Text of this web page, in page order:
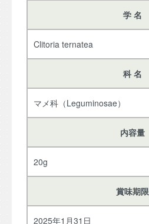
学 名
Clitoria ternatea
科 名
マメ科（Leguminosae）
内容量
20g
賞味期限
2025年1月31日